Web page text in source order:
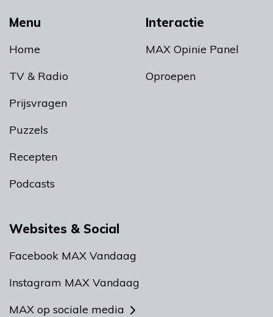
Menu
Home
TV & Radio
Prijsvragen
Puzzels
Recepten
Podcasts
Interactie
MAX Opinie Panel
Oproepen
Websites & Social
Facebook MAX Vandaag
Instagram MAX Vandaag
MAX op sociale media